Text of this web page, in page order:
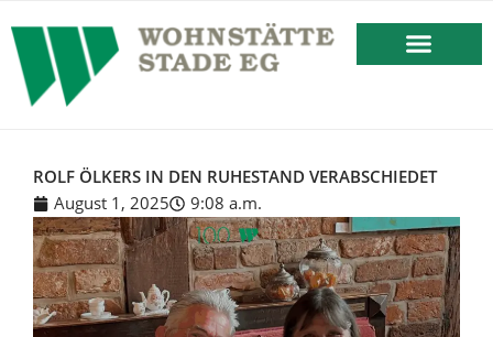
springen
ROLF ÖLKERS IN DEN RUHESTAND VERABSCHIEDET
August 1, 2025
9:08 a.m.